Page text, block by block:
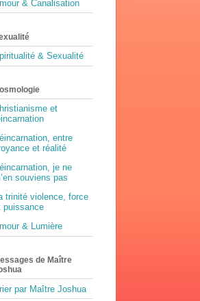
& Canalisation
& Sexualité
et
entre
et réalité
je ne
souviens pas
trinité violence, force
puissance
& Lumière
de Maître
par Maître Joshua